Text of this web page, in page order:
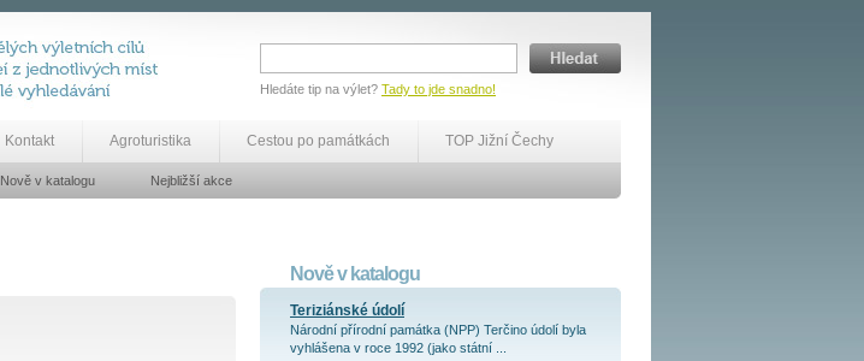
Hledáte tip na výlet? Tady to jde snadno!
Kontakt Agroturistika Cestou po památkách TOP Jižní Čechy
Nově v katalogu Nejbližší akce
Nově v katalogu
Teriziánské údolí
Národní přírodní památka (NPP) Terčino údolí byla
vyhlášena v roce 1992 (jako státní ...